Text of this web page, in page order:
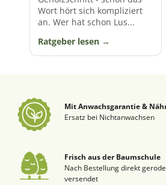
Wort hört sich kompliziert
an. Wer hat schon Lus...
Ratgeber lesen
Mit Anwachsgarantie &
Ersatz bei Nichtanwachsen
Frisch aus der Baumschule
Nach Bestellung direkt
versendet